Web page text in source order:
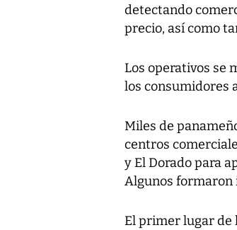
detectando
precio, así como
Los operativos se
los consumidores
Miles de
centros
y El Dorado para
Algunos formaron
El primer lugar de